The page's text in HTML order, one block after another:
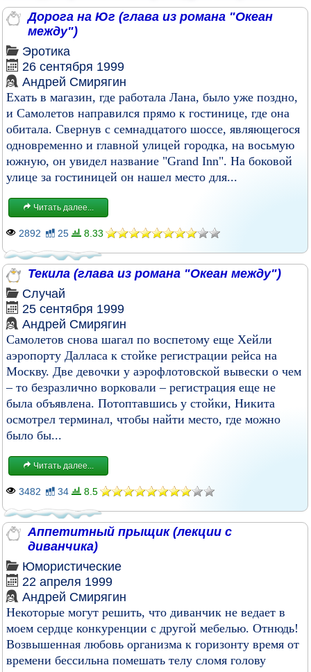
Дорога на Юг (глава из романа "Океан
между")
Эротика
26 сентября 1999
Андрей Смирягин
Ехать в магазин, где работала Лана, было уже поздно,
и Самолетов направился прямо к гостинице, где она
обитала. Свернув с семнадцатого шоссе, являющегося
одновременно и главной улицей городка, на восьмую
южную, он увидел название "Grand Inn". На боковой
улице за гостиницей он нашел место для...
Читать далее...
2892 25 8.33
Текила (глава из романа "Океан между")
Случай
25 сентября 1999
Андрей Смирягин
Самолетов снова шагал по воспетому еще Хейли
аэропорту Далласа к стойке регистрации рейса на
Москву. Две девочки у аэрофлотовской вывески о чем
– то безразлично ворковали – регистрация еще не
была объявлена. Потоптавшись у стойки, Никита
осмотрел терминал, чтобы найти место, где можно
было бы...
Читать далее...
3482 34 8.5
Аппетитный прыщик (лекции с
диванчика)
Юмористические
22 апреля 1999
Андрей Смирягин
Некоторые могут решить, что диванчик не ведает в
моем сердце конкуренции с другой мебелью. Отнюдь!
Возвышенная любовь организма к горизонту время от
времени бессильна помешать телу сломя голову